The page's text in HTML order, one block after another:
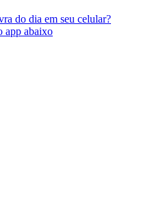
do dia em seu celular?
app abaixo